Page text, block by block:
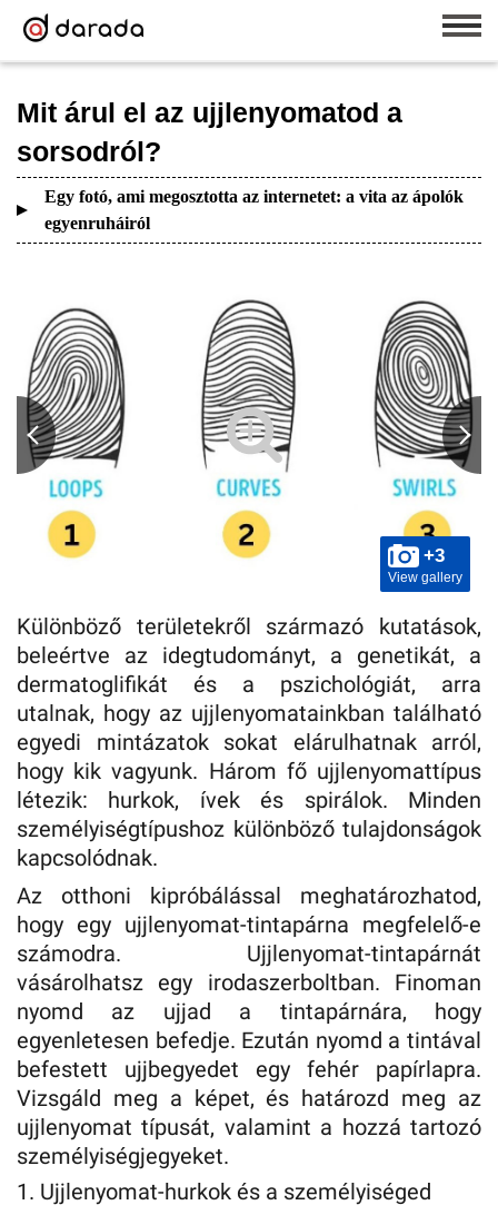
Mit árul el az ujjlenyomatod a
sorsodról?
Egy fotó, ami megosztotta az internetet: a vita az ápolók
egyenruháiról
+3
View gallery
Különböző területekről származó kutatások,
beleértve az idegtudományt, a genetikát, a
dermatoglifikát és a pszichológiát, arra
utalnak, hogy az ujjlenyomatainkban található
egyedi mintázatok sokat elárulhatnak arról,
hogy kik vagyunk. Három fő ujjlenyomattípus
létezik: hurkok, ívek és spirálok. Minden
személyiségtípushoz különböző tulajdonságok
kapcsolódnak.
Az otthoni kipróbálással meghatározhatod,
hogy egy ujjlenyomat-tintapárna megfelelő-e
számodra. Ujjlenyomat-tintapárnát
vásárolhatsz egy irodaszerboltban. Finoman
nyomd az ujjad a tintapárnára, hogy
egyenletesen befedje. Ezután nyomd a tintával
befestett ujjbegyedet egy fehér papírlapra.
Vizsgáld meg a képet, és határozd meg az
ujjlenyomat típusát, valamint a hozzá tartozó
személyiségjegyeket.
1. Ujjlenyomat-hurkok és a személyiséged